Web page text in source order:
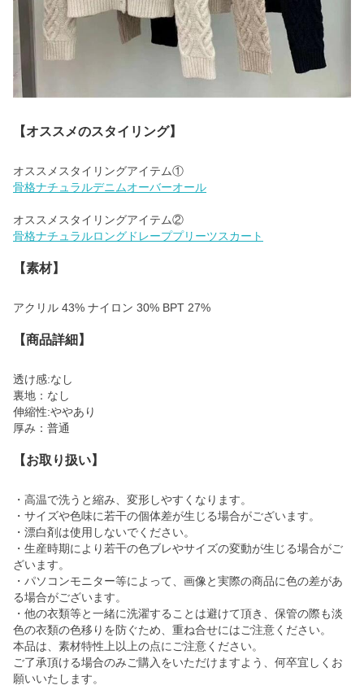
【オススメのスタイリング】
骨格ナチュラルデニムオーバーオール
骨格ナチュラルロングドレーププリーツスカート
【素材】
アクリル 43% ナイロン 30% BPT 27%
【商品詳細】
透け感:なし
裏地：なし
伸縮性:ややあり
厚み：普通
【お取り扱い】
・高温で洗うと縮み、変形しやすくなります。
・サイズや色味に若干の個体差が生じる場合がございます。
・漂白剤は使用しないでください。
・生産時期により若干の色ブレやサイズの変動が生じる場合がご
ざいます。
・パソコンモニター等によって、画像と実際の商品に色の差があ
る場合がございます。
・他の衣類等と一緒に洗濯することは避けて頂き、保管の際も淡
色の衣類の色移りを防ぐため、重ね合せにはご注意ください。
本品は、素材特性上以上の点にご注意ください。
ご了承頂ける場合のみご購入をいただけますよう、何卒宜しくお
願いいたします。